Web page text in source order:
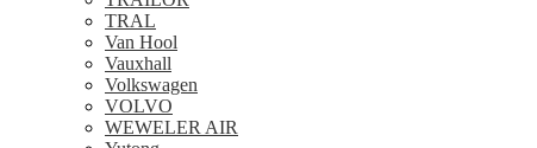
TRAL
Van Hool
Vauxhall
Volkswagen
VOLVO
WEWELER AIR